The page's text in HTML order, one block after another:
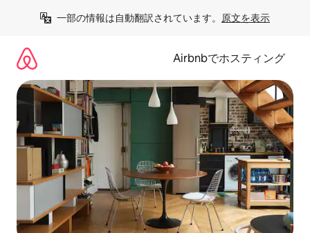
一部の情報は自動翻訳されています。 原文を表示
Airbnbでホスティング